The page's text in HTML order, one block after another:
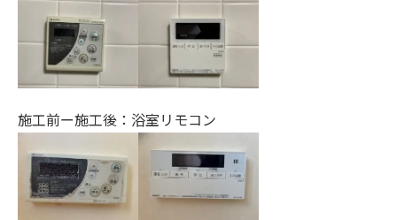
施工前ー施工後：浴室リモコン